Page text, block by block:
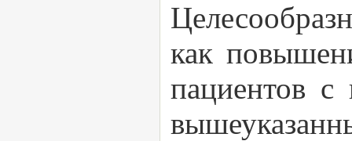
как
пациентов с